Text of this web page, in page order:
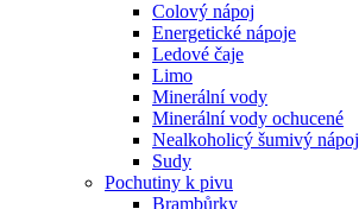
Colový nápoj
Energetické nápoje
Ledové čaje
Limo
Minerální vody
Minerální vody ochucené
Nealkoholicý šumivý nápoj
Sudy
Pochutiny k pivu
Brambůrky